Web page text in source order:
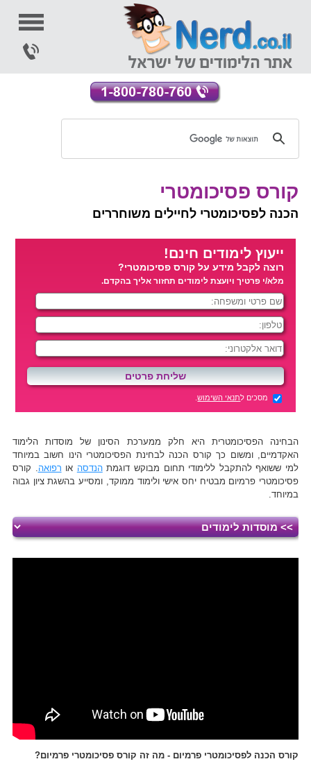
קורס פסיכומטרי
הכנה לפסיכומטרי לחיילים משוחררים
ייעוץ לימודים חינם!
רוצה לקבל מידע על קורס פסיכומטרי?
מלא/י פרטיך ויועצת לימודים תחזור אליך בהקדם.
מסכים לתנאי השימוש.
הבחינה הפסיכומטרית היא חלק ממערכת הסינון של מוסדות הלימוד
האקדמיים, ומשום כך קורס הכנה לבחינת הפסיכומטרי הינו חשוב במיוחד
למי ששואף להתקבל ללימודי תחום מבוקש דוגמתהנדסה או רפואה. קורס
פסיכומטרי פרמיום מבטיח יחס אישי ולימוד ממוקד, ומסייע בהשגת ציון גבוה
במיוחד.
קורס הכנה לפסיכומטרי פרמיום - מה זה קורס פסיכומטרי פרמיום?